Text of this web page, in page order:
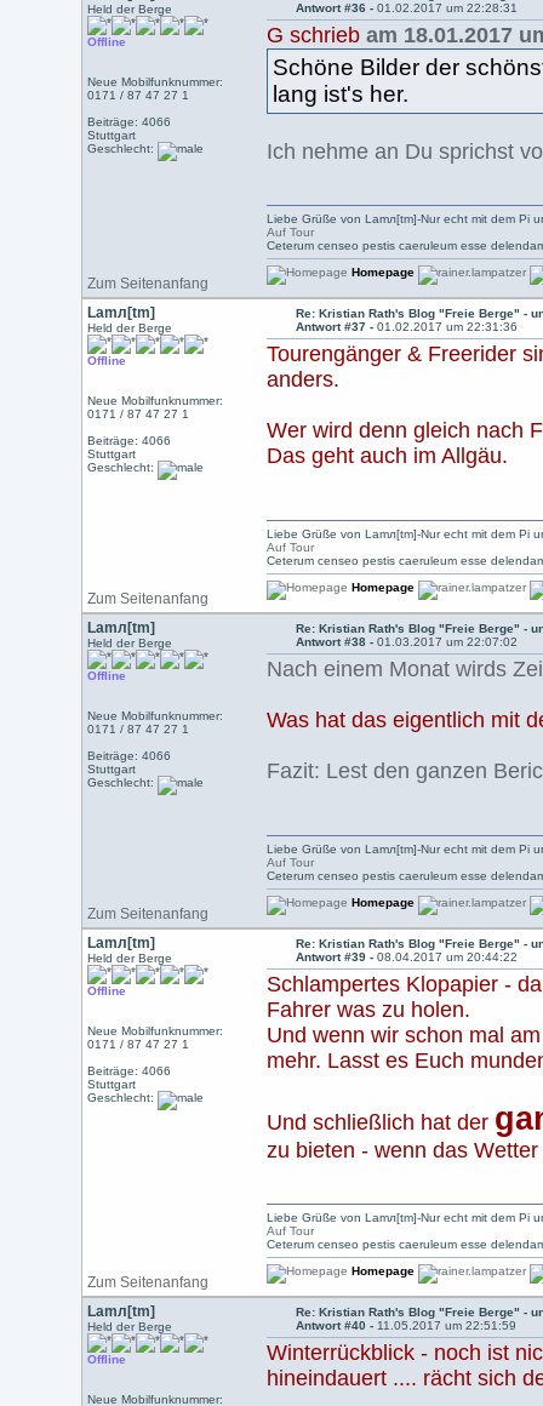
Held der Berge
Offline
Neue Mobilfunknummer:
0171 / 87 47 27 1
Beiträge: 4066
Stuttgart
Geschlecht:
Antwort #36 -01.02.2017 um 22:28:31
G schrieb am 18.01.2017
Schöne Bilder der
lang ist's her.
Ich nehme an Du sprichst
Zum Seitenanfang
Liebe Grüße von Lamл[tm]-Nur echt mit dem Pi
Auf Tour
Ceterum censeo pestis caeruleum esse
Homepage
Lamл[tm]
Held der Berge
Offline
Neue Mobilfunknummer:
0171 / 87 47 27 1
Beiträge: 4066
Stuttgart
Geschlecht:
Re: Kristian Rath's Blog "Freie Berge" -
Antwort #37 -01.02.2017 um 22:31:36
Tourengänger & Freerider
anders.
Wer wird denn gleich nach
Das geht auch im Allgäu.
Zum Seitenanfang
Liebe Grüße von Lamл[tm]-Nur echt mit dem Pi
Auf Tour
Ceterum censeo pestis caeruleum esse
Homepage
Lamл[tm]
Held der Berge
Offline
Neue Mobilfunknummer:
0171 / 87 47 27 1
Beiträge: 4066
Stuttgart
Geschlecht:
Re: Kristian Rath's Blog "Freie Berge" -
Antwort #38 -01.03.2017 um 22:07:02
Nach einem Monat wirds
Was hat das eigentlich mit
Fazit: Lest den ganzen
Zum Seitenanfang
Liebe Grüße von Lamл[tm]-Nur echt mit dem Pi
Auf Tour
Ceterum censeo pestis caeruleum esse
Homepage
Lamл[tm]
Held der Berge
Offline
Neue Mobilfunknummer:
0171 / 87 47 27 1
Beiträge: 4066
Stuttgart
Geschlecht:
Re: Kristian Rath's Blog "Freie Berge" -
Antwort #39 -08.04.2017 um 20:44:22
Schlampertes Klopapier -
Fahrer was zu holen.
Und wenn wir schon mal
mehr. Lasst es Euch
Und schließlich hat der
zu bieten - wenn das
Zum Seitenanfang
Liebe Grüße von Lamл[tm]-Nur echt mit dem Pi
Auf Tour
Ceterum censeo pestis caeruleum esse
Homepage
Lamл[tm]
Held der Berge
Offline
Neue Mobilfunknummer:
Re: Kristian Rath's Blog "Freie Berge" -
Antwort #40 - 11.05.2017 um 22:51:59
Winterrückblick - noch ist
hineindauert .... rächt sich